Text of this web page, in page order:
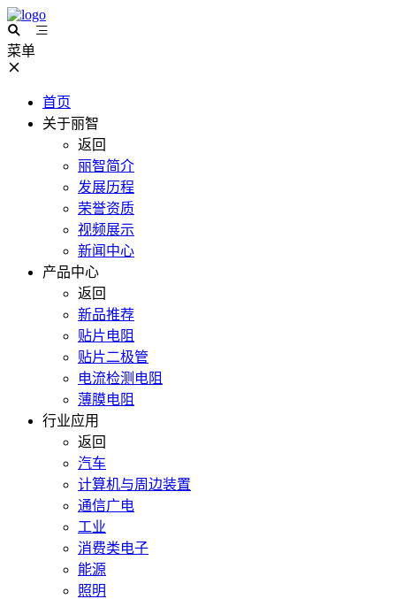
菜单
首页
关于丽智
返回
丽智简介
发展历程
荣誉资质
视频展示
新闻中心
产品中心
返回
新品推荐
贴片电阻
贴片二极管
电流检测电阻
薄膜电阻
行业应用
返回
汽车
计算机与周边装置
通信广电
工业
消费类电子
能源
照明